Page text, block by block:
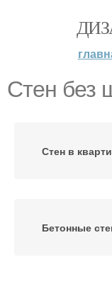
Стен без
Стен в
Бетонные